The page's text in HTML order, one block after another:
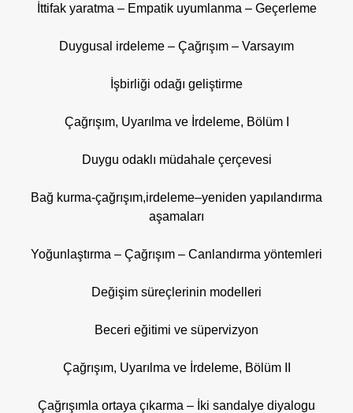
İttifak yaratma – Empatik uyumlanma – Geçerleme
Duygusal irdeleme – Çağrışım – Varsayım
İşbirliği odağı geliştirme
Çağrışım, Uyarılma ve İrdeleme, Bölüm I
Duygu odaklı müdahale çerçevesi
Bağ kurma-çağrışım,irdeleme–yeniden yapılandırma
aşamaları
Yoğunlaştırma – Çağrışım – Canlandırma yöntemleri
Değişim süreçlerinin modelleri
Beceri eğitimi ve süpervizyon
Çağrışım, Uyarılma ve İrdeleme, Bölüm II
Çağrışımla ortaya çıkarma – İki sandalye diyalogu